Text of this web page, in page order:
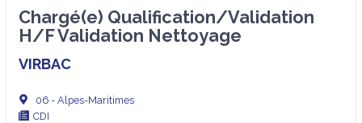
Chargé(e) Qualification/Validation
H/F Validation Nettoyage
VIRBAC
06 - Alpes-Maritimes
CDI